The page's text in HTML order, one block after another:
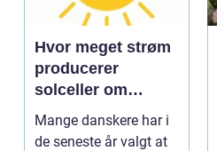
Hvor meget strøm
producerer
solceller om
vinteren?
Mange danskere har i
de seneste år valgt at